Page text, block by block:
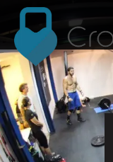
Pular
conteúdo